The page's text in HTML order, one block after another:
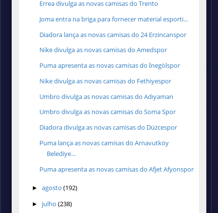
Errea divulga as novas camisas do Trento
Joma entra na briga para fornecer material esporti...
Diadora lança as novas camisas do 24 Erzincanspor
Nike divulga as novas camisas do Amedspor
Puma apresenta as novas camisas do İnegölspor
Nike divulga as novas camisas do Fethiyespor
Umbro divulga as novas camisas do Adıyaman
Umbro divulga as novas camisas do Soma Spor
Diadora divulga as novas camisas do Düzcespor
Puma lança as novas camisas do Arnavutköy
Belediye...
Puma apresenta as novas camisas do Afjet Afyonspor
► agosto (192)
► julho (238)